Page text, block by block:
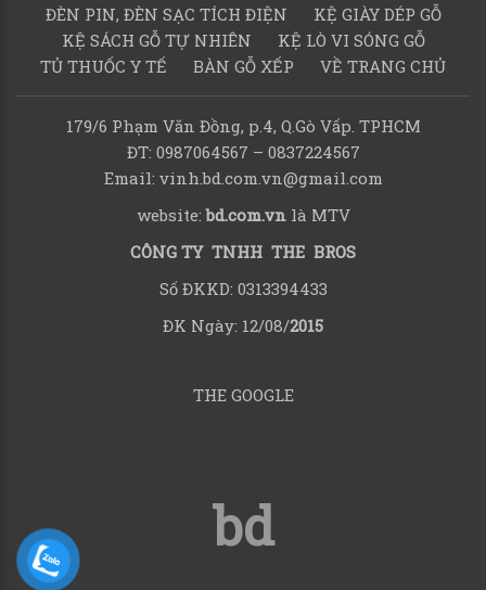
ĐÈN PIN, ĐÈN SẠC TÍCH ĐIỆN
KỆ GIÀY DÉP GỖ
KỆ SÁCH GỖ TỰ NHIÊN
KỆ LÒ VI SÓNG GỖ
TỦ THUỐC Y TẾ
BÀN GỖ XẾP VỀ TRANG CHỦ
179/6 Phạm Văn Đồng, p.4, Q.Gò Vấp. TPHCM
ĐT: 0987064567 – 0837224567
Email: vinh.bd.com.vn@gmail.com
website:bd.com.vnlà MTV
CÔNG TY TNHH THE BROS
Số ĐKKD: 0313394433
ĐK Ngày: 12/08/2015
THE GOOGLE
bd